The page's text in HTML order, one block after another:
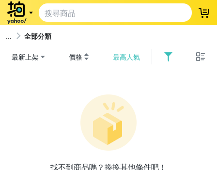
登
全部分類
最新上架 價格 最高人氣
找不到商品嗎？換換其他條件吧！